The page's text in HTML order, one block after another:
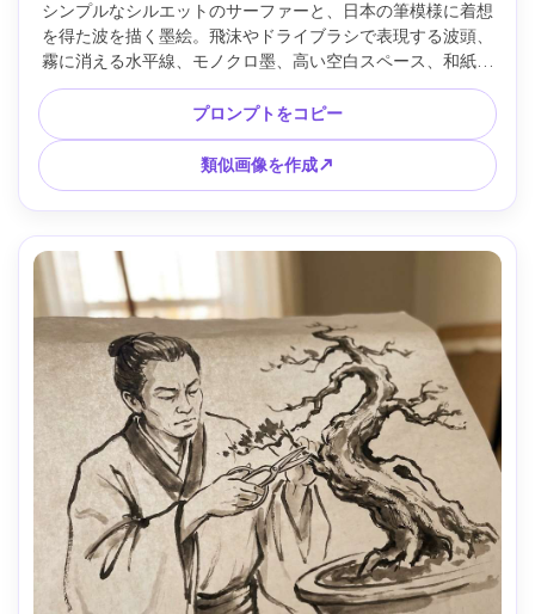
シンプルなシルエットのサーファーと、日本の筆模様に着想
を得た波を描く墨絵。飛沫やドライブラシで表現する波頭、
霧に消える水平線、モノクロ墨、高い空白スペース、和紙の
テクスチャ、赤い印、85mmレンズ、浅い被写界深度、柔ら
かなシネマ調 --ar 4:5
プロンプトをコピー
類似画像を作成↗